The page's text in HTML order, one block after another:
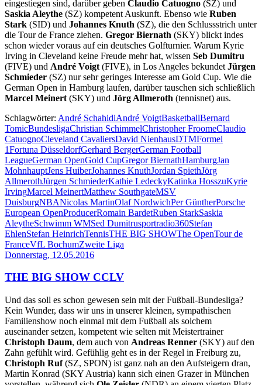
eingestiegen sind, darüber geben Claudio Catuogno (SZ) und
Saskia Aleythe (SZ) kompetent Auskunft. Ebenso wie Ruben
Stark (SID) und Johannes Knuth (SZ), die den Schlussstrich unter
die Tour de France ziehen. Gregor Biernath (SKY) blickt indes
schon wieder voraus auf ein deutsches Golfturnier. Warum Kyrie
Irving in Cleveland keine Freude mehr hat, wissen Seb Dumitru
(FIVE) und André Voigt (FIVE), in Los Angeles bekundet Jürgen
Schmieder (SZ) nur sehr geringes Interesse am Gold Cup. Wie die
German Open in Hamburg laufen, darüber tauschen sich schließlich
Marcel Meinert (SKY) und Jörg Allmeroth (tennisnet) aus.
Schlagwörter: André SchahidiAndré VoigtBasketballBernard
TomicBundesligaChristian SchimmelChristopher FroomeClaudio
CatuognoCleveland CavaliersDavid NienhausDTMFormel
1Fortuna DüsseldorfGerhard BergerGerman Football
LeagueGerman OpenGold CupGregor BiernathHamburgJan
MohnhauptJens HuiberJohannes KnuthJordan SpiethJörg
AllmerothJürgen SchmiederKathie LedeckyKatinka HosszuKyrie
IrvingMarcel MeinertMatthew SouthgateMSV
DuisburgNBANicolas MartinOlaf NordwichPer GüntherPorsche
European OpenProducerRomain BardetRuben StarkSaskia
AleytheSchwimm WMSed Dumitrusportradio360Stefan
EhlenStefan HeinrichTennisTHE BIG SHOWThe OpenTour de
FranceVfL BochumZweite Liga
Donnerstag, 12.05.2016
THE BIG SHOW CCLV
Und das soll es schon gewesen sein mit der Fußball-Bundesliga?
Kein Wunder, dass wir uns in unserer kleinen, sympathischen
Familienshow noch einmal mit dem Fußball als solchem
auseinander setzen, kompetent wie selten mit Meistertrainer
Christoph Daum, dem auch von Andreas Renner (SKY) auf den
Zahn gefühlt wird. Gefühlig geht es in der Regel in Freiburg zu,
Christoph Ruf(SZ, SPON) ist ganz nah an den Aufsteigern dran,
Martin Konrad (SKY Austria) kann sich einen Grazer in München